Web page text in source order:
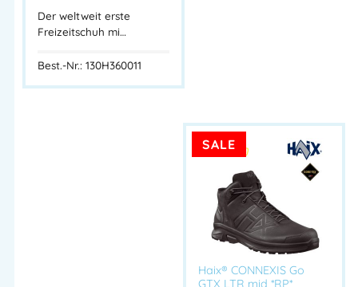
Der weltweit erste
Freizeitschuh mi…
Best.-Nr.: 130H360011
SALE
Haix® CONNEXIS Go
GTX LTR mid *RP*